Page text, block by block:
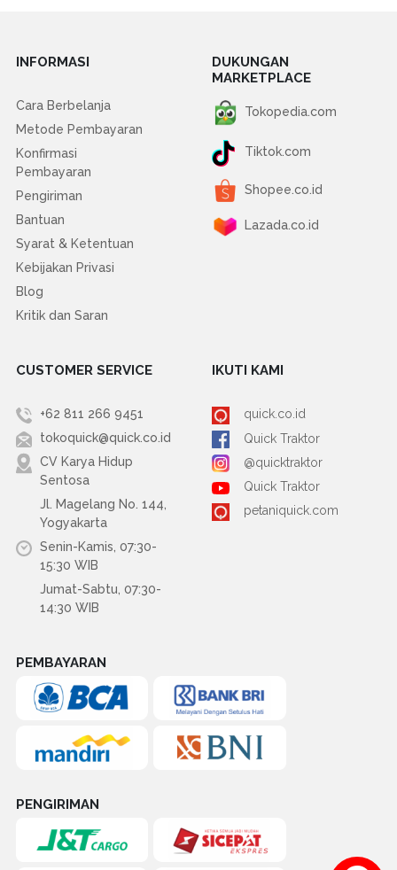
INFORMASI
Cara Berbelanja
Metode Pembayaran
Konfirmasi
Pembayaran
Pengiriman
Bantuan
Syarat & Ketentuan
Kebijakan Privasi
Blog
Kritik dan Saran
DUKUNGAN
MARKETPLACE
Tokopedia.com
Tiktok.com
Shopee.co.id
Lazada.co.id
CUSTOMER SERVICE
+62 811 266 9451
tokoquick@quick.co.id
CV Karya Hidup
Sentosa
Jl. Magelang No. 144,
Yogyakarta
Senin-Kamis, 07:30-
15:30 WIB
Jumat-Sabtu, 07:30-
14:30 WIB
IKUTI KAMI
quick.co.id
Quick Traktor
@quicktraktor
Quick Traktor
petaniquick.com
PEMBAYARAN
PENGIRIMAN